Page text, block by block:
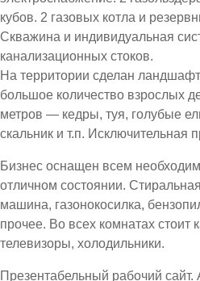
кубов. 2 газовых котла и
Скважина и индивидуальная
канализационных стоков.
На территории сделан
большое количество взрослых
метров — кедры, туя, голубые
скальник и т.п. Исключительная
Бизнес оснащен всем
отличном состоянии.
машина, газонокосилка,
прочее. Во всех комнатах стоит
телевизоры, холодильники.
Презентабельный рабочий сайт.